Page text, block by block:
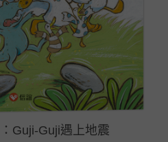
Guji-Guji遇上地震